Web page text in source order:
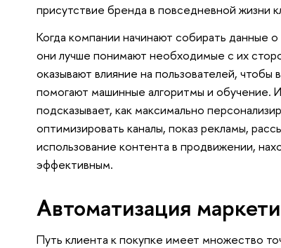
присутствие бренда в повседневной жизни
Когда компании начинают собирать данные
они лучше понимают необходимые с их
оказывают влияние на пользователей,
помогают машинные алгоритмы и обучение.
подсказывает, как максимально
оптимизировать каналы, показ рекламы,
использование контента в продвижении,
эффективным.
Автоматизация
Путь клиента к покупке имеет множество